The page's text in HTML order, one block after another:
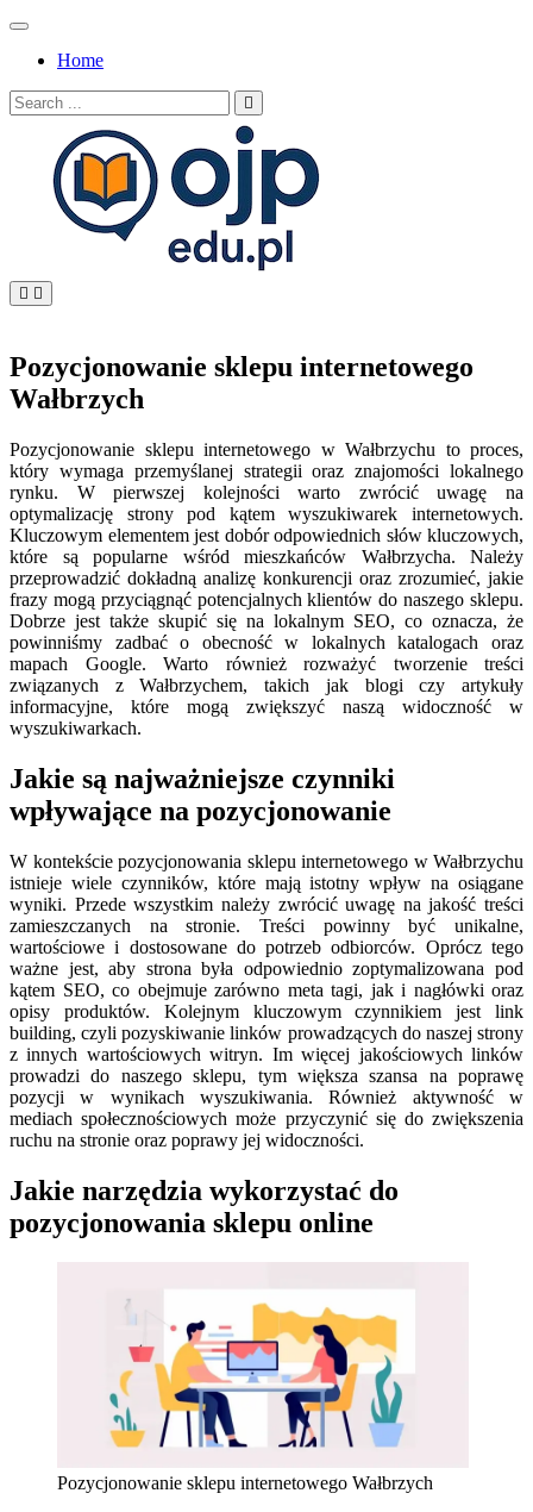
Skip
contentHome
Search
for:
Pozycjonowanie sklepu internetowego
Wałbrzych
Pozycjonowanie sklepu internetowego w Wałbrzychu to proces,
który wymaga przemyślanej strategii oraz znajomości lokalnego
rynku. W pierwszej kolejności warto zwrócić uwagę na
optymalizację strony pod kątem wyszukiwarek internetowych.
Kluczowym elementem jest dobór odpowiednich słów kluczowych,
które są popularne wśród mieszkańców Wałbrzycha. Należy
przeprowadzić dokładną analizę konkurencji oraz zrozumieć, jakie
frazy mogą przyciągnąć potencjalnych klientów do naszego sklepu.
Dobrze jest także skupić się na lokalnym SEO, co oznacza, że
powinniśmy zadbać o obecność w lokalnych katalogach oraz
mapach Google. Warto również rozważyć tworzenie treści
związanych z Wałbrzychem, takich jak blogi czy artykuły
informacyjne, które mogą zwiększyć naszą widoczność w
wyszukiwarkach.
Jakie są najważniejsze czynniki
wpływające na pozycjonowanie
W kontekście pozycjonowania sklepu internetowego w Wałbrzychu
istnieje wiele czynników, które mają istotny wpływ na osiągane
wyniki. Przede wszystkim należy zwrócić uwagę na jakość treści
zamieszczanych na stronie. Treści powinny być unikalne,
wartościowe i dostosowane do potrzeb odbiorców. Oprócz tego
ważne jest, aby strona była odpowiednio zoptymalizowana pod
kątem SEO, co obejmuje zarówno meta tagi, jak i nagłówki oraz
opisy produktów. Kolejnym kluczowym czynnikiem jest link
building, czyli pozyskiwanie linków prowadzących do naszej strony
z innych wartościowych witryn. Im więcej jakościowych linków
prowadzi do naszego sklepu, tym większa szansa na poprawę
pozycji w wynikach wyszukiwania. Również aktywność w
mediach społecznościowych może przyczynić się do zwiększenia
ruchu na stronie oraz poprawy jej widoczności.
Jakie narzędzia wykorzystać do
pozycjonowania sklepu online
Pozycjonowanie sklepu internetowego Wałbrzych